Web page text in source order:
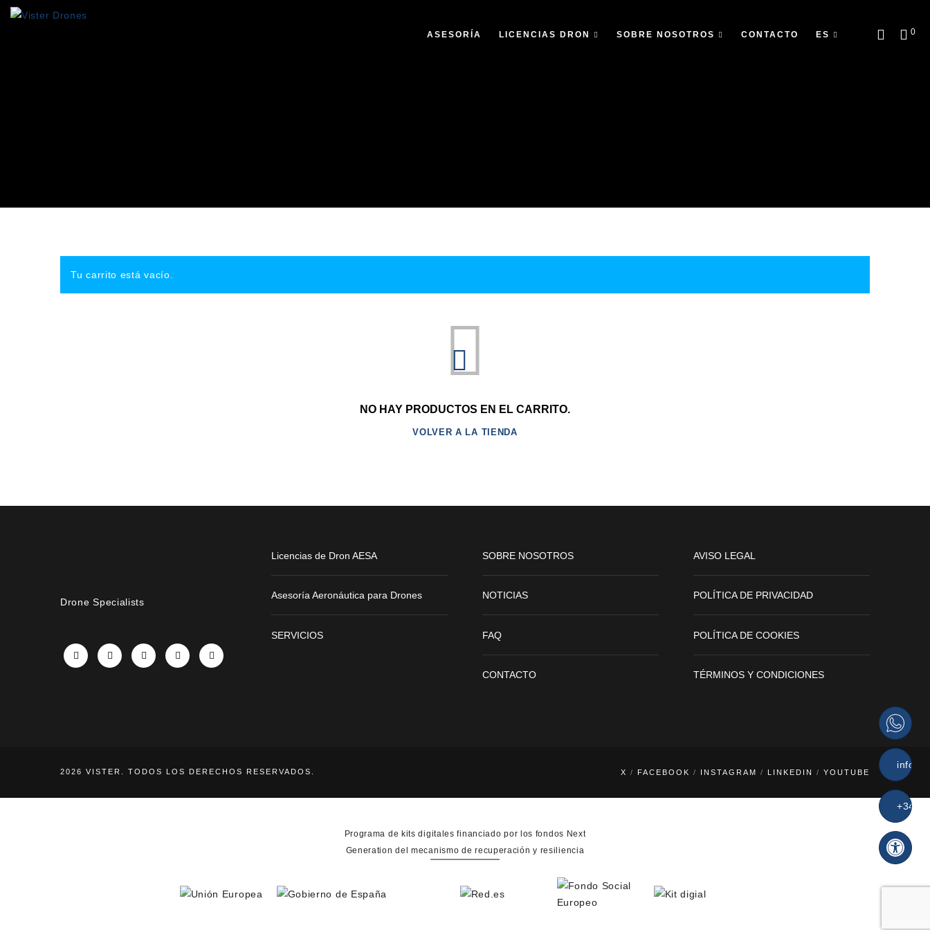
0
ASESORÍA LICENCIAS DRON SOBRE NOSOTROS CONTACTO ES
Tu carrito está vacío.
NO HAY PRODUCTOS EN EL CARRITO.
VOLVER A LA TIENDA
Drone Specialists
FacebookInstagramLinkedIn YouTube
Licencias de Dron AESA
Asesoría Aeronáutica para Drones
SERVICIOS
SOBRE NOSOTROS
NOTICIAS
FAQ
CONTACTO
AVISO LEGAL
POLÍTICA DE PRIVACIDAD
POLÍTICA DE COOKIES
TÉRMINOS Y CONDICIONES
2026 VISTER. TODOS LOS DERECHOS RESERVADOS. X FACEBOOK INSTAGRAM LINKEDIN YOUTUBE
+34
Programa de kits digitales financiado por los fondos Next
Generation del mecanismo de recuperación y resiliencia